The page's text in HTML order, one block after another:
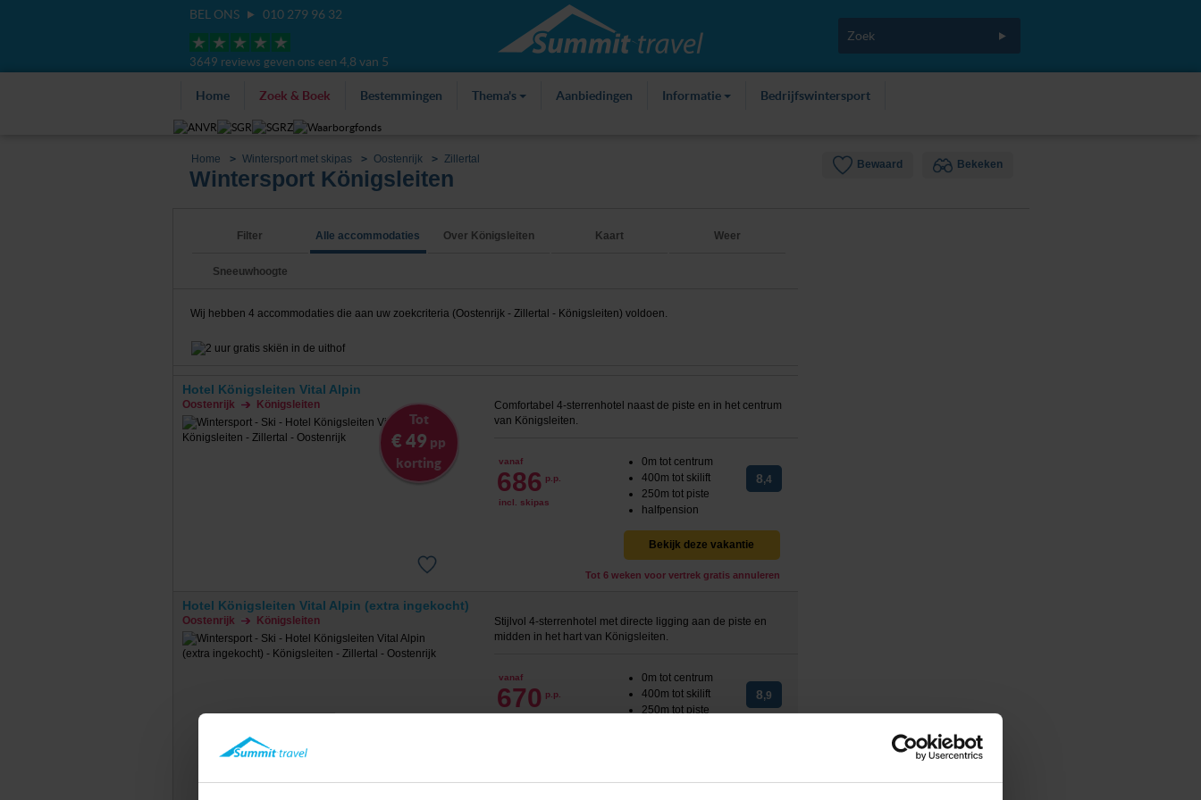
BEL ONS 010 279 96 32
3649 reviews geven ons een 4,8 van 5
Home Zoek & Boek Bestemmingen Thema's Aanbiedingen Informatie Bedrijfswintersport
Bewaard Bekeken
Home Wintersport met skipas Oostenrijk Zillertal
Wintersport Königsleiten
Filter Alle accommodaties Over Königsleiten Kaart Weer
Sneeuwhoogte
Wij hebben 4 accommodaties die aan uw zoekcriteria (Oostenrijk - Zillertal - Königsleiten) voldoen.
Hotel Königsleiten Vital Alpin
Oostenrijk Königsleiten
Tot
€ 49 pp
korting
Comfortabel 4-sterrenhotel naast de piste en in het centrum
van Königsleiten.
vanaf
686 p.p.
incl. skipas
0m tot centrum
400m tot skilift
250m tot piste
halfpension
8,4
Bekijk deze vakantie
Tot 6 weken voor vertrek gratis annuleren
Hotel Königsleiten Vital Alpin (extra ingekocht)
Oostenrijk Königsleiten
Stijlvol 4-sterrenhotel met directe ligging aan de piste en
midden in het hart van Königsleiten.
vanaf
670 p.p.
0m tot centrum
400m tot skilift
250m tot piste
8,9